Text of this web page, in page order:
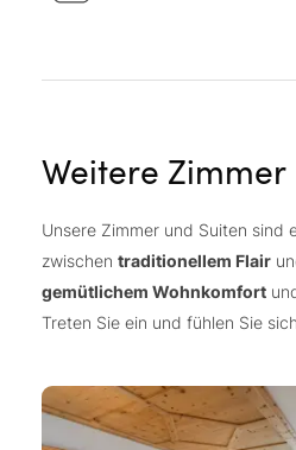
Weitere Zimmer
Unsere Zimmer und Suiten sind
zwischen traditionellem Flair
gemütlichem Wohnkomfort
Treten Sie ein und fühlen Sie